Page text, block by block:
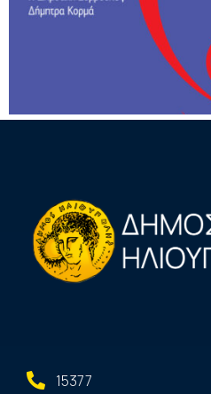
15377